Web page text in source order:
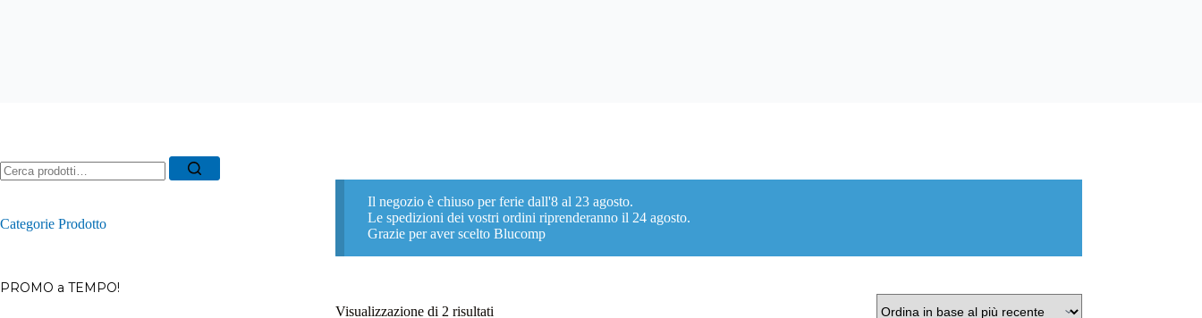
Il negozio è chiuso per ferie dall'8 al 23 agosto.
Le spedizioni dei vostri ordini riprenderanno il 24 agosto.
Grazie per aver scelto Blucomp
Visualizzazione di 2 risultatiOrdina
Ricerca
per:
Categorie Prodotto
PROMO a TEMPO!